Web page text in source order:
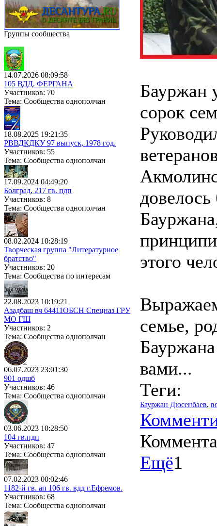
Группы сообщества
14.07.2026 08:09:58
105 ВДД. ФЕРГАНА
Участников: 70
Тема: Сообщества однополчан
18.08.2025 19:21:35
РВВДКДКУ 97 выпуск, 1978 год.
Участников: 55
Тема: Сообщества однополчан
17.09.2024 04:49:20
Болград, 217 гв. пдп
Участников: 8
Тема: Сообщества однополчан
08.02.2024 10:28:19
Творческая группа "Литературное
братство"
Участников: 20
Тема: Сообщества по интересам
22.08.2023 10:19:21
Азадбаш вч 64411ОБСН Спецназ ГРУ
МО ГШ
Участников: 2
Тема: Сообщества однополчан
06.07.2023 23:01:30
901 одшб
Участников: 46
Тема: Сообщества однополчан
03.06.2023 10:28:50
104 гв.пдп
Участников: 47
Тема: Сообщества однополчан
07.02.2023 00:02:46
1182-й гв. ап 106 гв. вдд г.Ефремов.
Участников: 68
Тема: Сообщества однополчан
Бауржан
сорок
этого
семье,
вами...
Теги:
Бауржан Дюсенбаев,
Ещё1